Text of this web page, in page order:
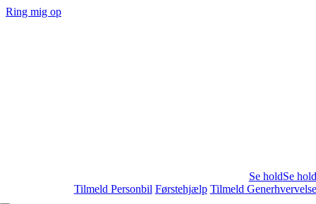
Ring mig opSkip
Se holdSe hold
Tilmeld Personbil Førstehjælp Tilmeld Generhvervelse